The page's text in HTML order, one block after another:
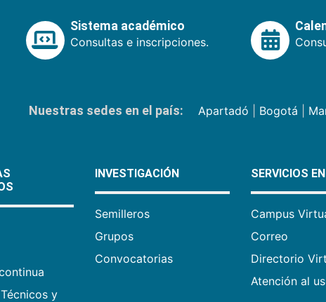
Sistema académico
Consultas e inscripciones.
Nuestras sedes en el país: Apartadó Bogotá
y
INVESTIGACIÓN
Semilleros
Grupos
Convocatorias
SERVICIOS
Campus
Correo
Directorio
Atención al